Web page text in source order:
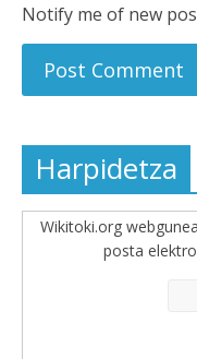
Notify me of new
Harpidetza
Wikitoki.org
posta